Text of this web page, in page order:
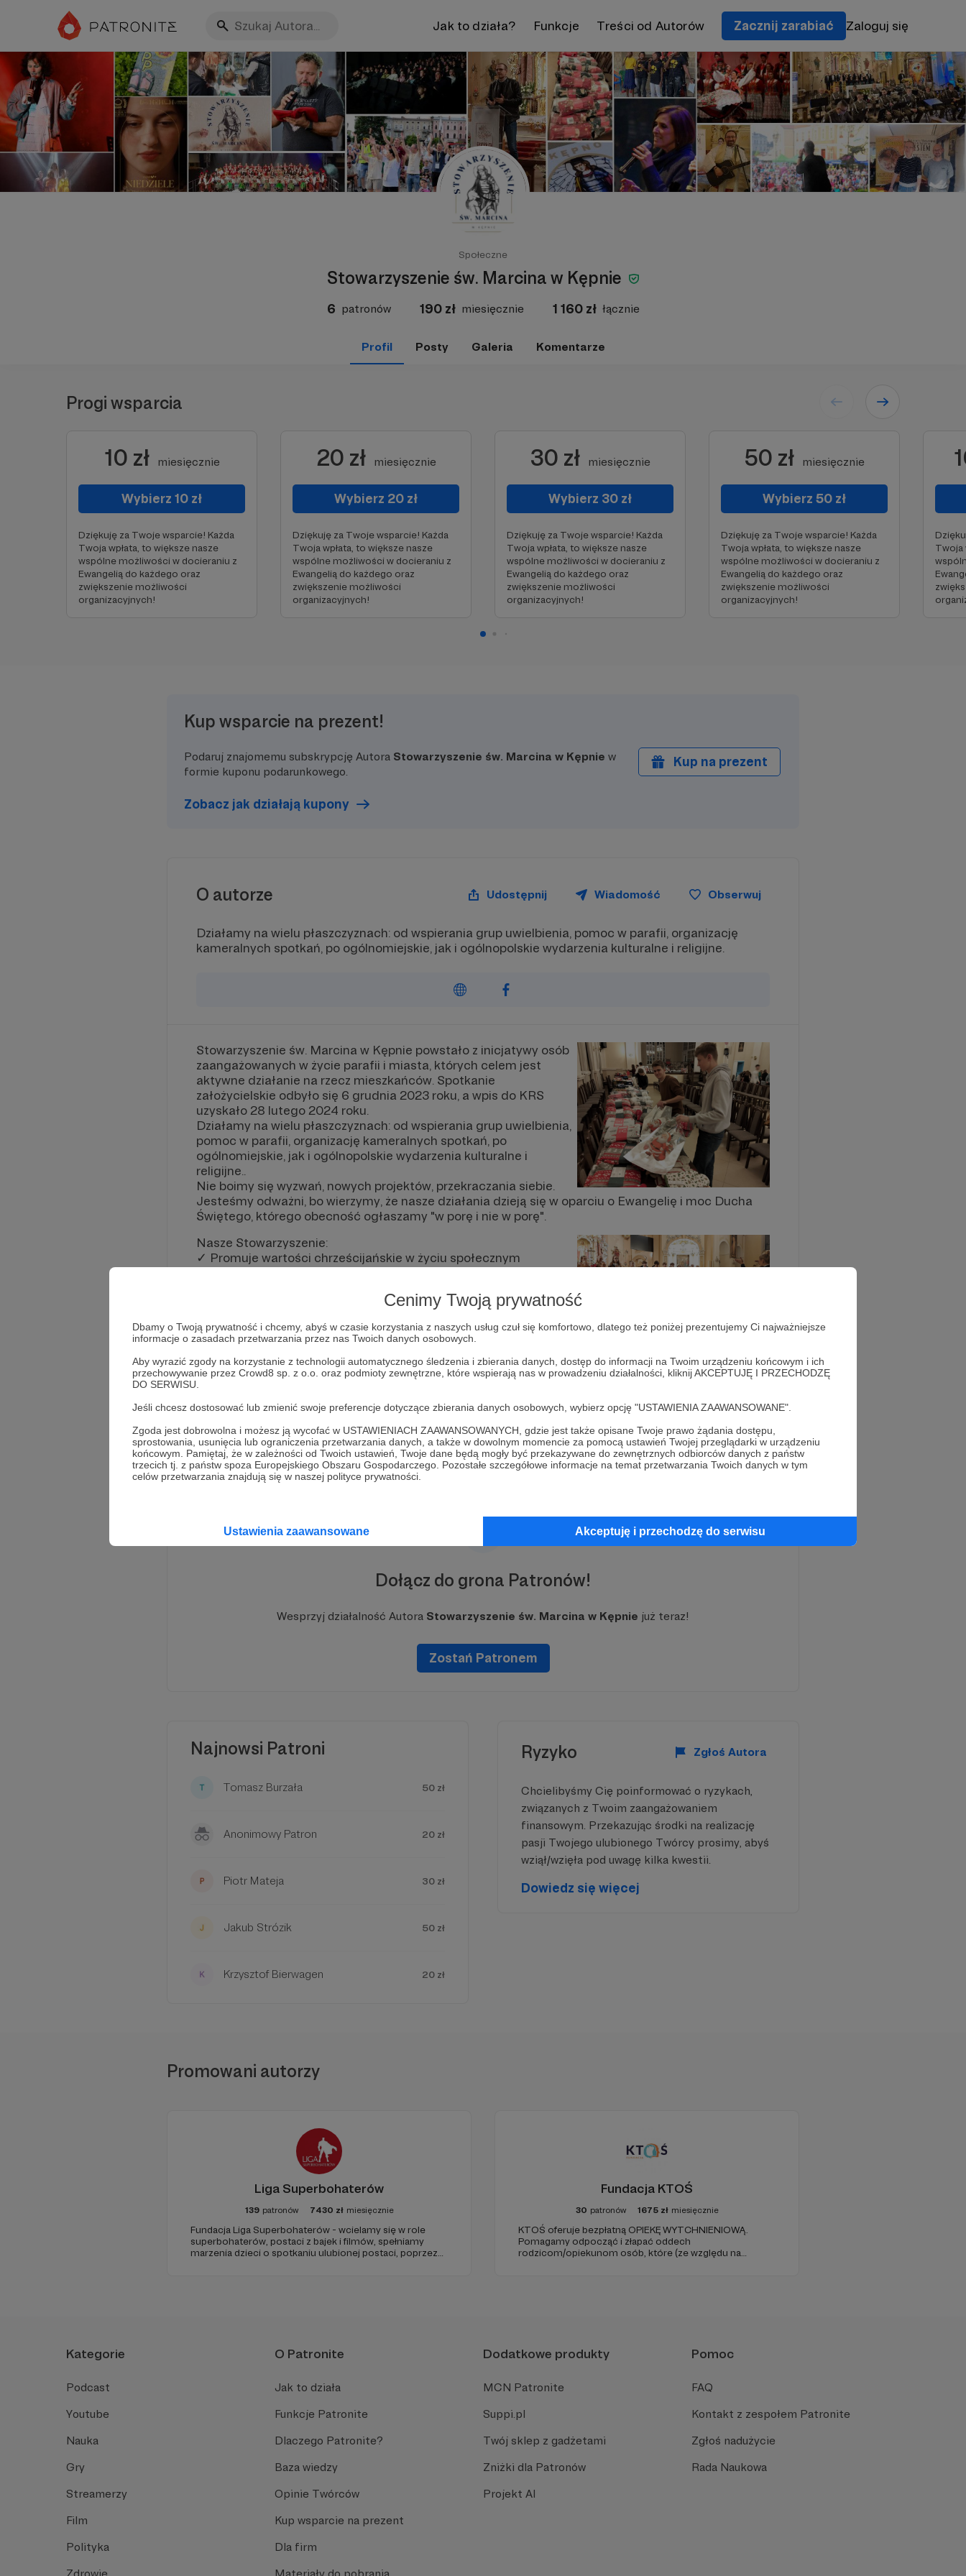
Cenimy Twoją prywatność
Dbamy o Twoją prywatność i chcemy, abyś w czasie korzystania z naszych usług czuł się komfortowo, dlatego też poniżej prezentujemy Ci najważniejsze
informacje o zasadach przetwarzania przez nas Twoich danych osobowych.
Aby wyrazić zgody na korzystanie z technologii automatycznego śledzenia i zbierania danych, dostęp do informacji na Twoim urządzeniu końcowym i ich
przechowywanie przez Crowd8 sp. z o.o. oraz podmioty zewnętrzne, które wspierają nas w prowadzeniu działalności, kliknij AKCEPTUJĘ I PRZECHODZĘ
DO SERWISU.
Jeśli chcesz dostosować lub zmienić swoje preferencje dotyczące zbierania danych osobowych, wybierz opcję "USTAWIENIA ZAAWANSOWANE".
Zgoda jest dobrowolna i możesz ją wycofać w USTAWIENIACH ZAAWANSOWANYCH, gdzie jest także opisane Twoje prawo żądania dostępu,
sprostowania, usunięcia lub ograniczenia przetwarzania danych, a także w dowolnym momencie za pomocą ustawień Twojej przeglądarki w urządzeniu
końcowym. Pamiętaj, że w zależności od Twoich ustawień, Twoje dane będą mogły być przekazywane do zewnętrznych odbiorców danych z państw
trzecich tj. z państw spoza Europejskiego Obszaru Gospodarczego. Pozostałe szczegółowe informacje na temat przetwarzania Twoich danych w tym
celów przetwarzania znajdują się w naszej polityce prywatności.
Ustawienia zaawansowane Akceptuję i przechodzę do serwisu
Jak to działa? Funkcje Treści od Autorów Zacznij zarabiać Zaloguj się
Społeczne
Stowarzyszenie św. Marcina w Kępnie
6 patronów 190 zł miesięcznie 1 160 zł łącznie
Profil Posty Galeria Komentarze
Progi wsparcia
10 zł miesięcznie
Wybierz 10 zł
Dziękuję za Twoje wsparcie! Każda
Twoja wpłata, to większe nasze
wspólne możliwości w docieraniu z
Ewangelią do każdego oraz
zwiększenie możliwości
organizacyjnych!
20 zł miesięcznie
Wybierz 20 zł
Dziękuję za Twoje wsparcie! Każda
Twoja wpłata, to większe nasze
wspólne możliwości w docieraniu z
Ewangelią do każdego oraz
zwiększenie możliwości
organizacyjnych!
30 zł miesięcznie
Wybierz 30 zł
Dziękuję za Twoje wsparcie! Każda
Twoja wpłata, to większe nasze
wspólne możliwości w docieraniu z
Ewangelią do każdego oraz
zwiększenie możliwości
organizacyjnych!
50 zł miesięcznie
Wybierz 50 zł
Dziękuję za Twoje wsparcie! Każda
Twoja wpłata, to większe nasze
wspólne możliwości w docieraniu z
Ewangelią do każdego oraz
zwiększenie możliwości
organizacyjnych!
Twoja
Kup wsparcie na prezent!
Podaruj znajomemu subskrypcję Autora Stowarzyszenie św. Marcina w Kępnie w
formie kuponu podarunkowego.
Zobacz jak działają kupony
Kup na prezent
O autorze Udostępnij Wiadomość Obserwuj
Działamy na wielu płaszczyznach: od wspierania grup uwielbienia, pomoc w parafii, organizację
kameralnych spotkań, po ogólnomiejskie, jak i ogólnopolskie wydarzenia kulturalne i religijne.
Stowarzyszenie św. Marcina w Kępnie powstało z inicjatywy osób
zaangażowanych w życie parafii i miasta, których celem jest
aktywne działanie na rzecz mieszkańców. Spotkanie
założycielskie odbyło się 6 grudnia 2023 roku, a wpis do KRS
uzyskało 28 lutego 2024 roku.
Działamy na wielu płaszczyznach: od wspierania grup uwielbienia,
pomoc w parafii, organizację kameralnych spotkań, po
ogólnomiejskie, jak i ogólnopolskie wydarzenia kulturalne i
religijne..
Nie boimy się wyzwań, nowych projektów, przekraczania siebie.
Jesteśmy odważni, bo wierzymy, że nasze działania dzieją się w oparciu o Ewangelię i moc Ducha
Świętego, którego obecność ogłaszamy "w porę i nie w porę".
Nasze Stowarzyszenie:
✓ Promuje wartości chrześcijańskie w życiu społecznym
✓ Pomaga tam, gdzie pojawia się taka potrzeba
W tym miejscu powinna być zewnętrzna treść
Aby zobaczyć treść musisz zmienić ustawienia
Dołącz do grona Patronów!
Wesprzyj działalność Autora Stowarzyszenie św. Marcina w Kępnie już teraz!
Zostań Patronem
Najnowsi Patroni
Tomasz Burzała 50 zł
Anonimowy Patron 20 zł
Piotr Mateja 30 zł
Jakub Strózik 50 zł
Krzysztof Bierwagen 20 zł
Ryzyko Zgłoś Autora
Chcielibyśmy Cię poinformować o ryzykach,
związanych z Twoim zaangażowaniem
finansowym. Przekazując środki na realizację
pasji Twojego ulubionego Twórcy prosimy, abyś
wziął/wzięła pod uwagę kilka kwestii.
Dowiedz się więcej
Promowani autorzy
Liga Superbohaterów
139 patronów 7430 zł miesięcznie
Fundacja Liga Superbohaterów - wcielamy się w role
superbohaterów, postaci z bajek i filmów, spełniamy
marzenia dzieci o spotkaniu ulubionej postaci, poprzez
Fundacja KTOŚ
30 patronów 1675 zł miesięcznie
KTOŚ oferuje bezpłatną OPIEKĘ WYTCHNIENIOWĄ.
Pomagamy odpocząć i złapać oddech
rodzicom/opiekunom osób, które (ze względu na
Kategorie
Podcast
Youtube
Nauka
Gry
Streamerzy
Film
Polityka
O Patronite
Jak to działa
Funkcje Patronite
Dlaczego Patronite?
Baza wiedzy
Opinie Twórców
Kup wsparcie na prezent
Dla firm
Dodatkowe produkty
MCN Patronite
Suppi.pl
Twój sklep z gadżetami
Zniżki dla Patronów
Projekt AI
Pomoc
FAQ
Kontakt z zespołem Patronite
Zgłoś nadużycie
Rada Naukowa